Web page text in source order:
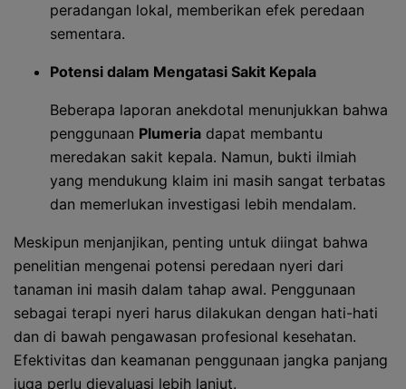
peradangan lokal, memberikan efek peredaan
sementara.
Potensi dalam Mengatasi Sakit Kepala
Beberapa laporan anekdotal menunjukkan bahwa
penggunaan Plumeria dapat membantu
meredakan sakit kepala. Namun, bukti ilmiah
yang mendukung klaim ini masih sangat terbatas
dan memerlukan investigasi lebih mendalam.
Meskipun menjanjikan, penting untuk diingat bahwa
penelitian mengenai potensi peredaan nyeri dari
tanaman ini masih dalam tahap awal. Penggunaan
sebagai terapi nyeri harus dilakukan dengan hati-hati
dan di bawah pengawasan profesional kesehatan.
Efektivitas dan keamanan penggunaan jangka panjang
juga perlu dievaluasi lebih lanjut.